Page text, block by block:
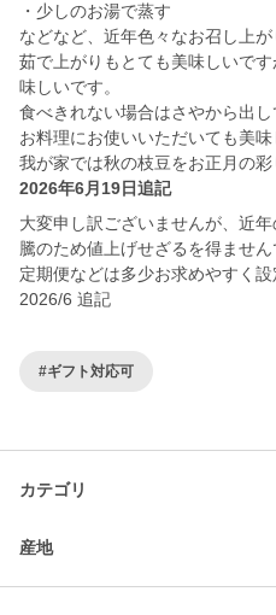
・少しのお湯で蒸す
などなど、近年色々なお召し上が
茹で上がりもとても美味しいで
味しいです。
食べきれない場合はさやから出
お料理にお使いいただいても美味
我が家では秋の枝豆をお正月の彩
2026年6月19日追記
大変申し訳ございませんが、近
騰のため値上げせざるを得ません
定期便などは多少お求めやすく設
2026/6 追記
#ギフト対応可
カテゴリ
産地